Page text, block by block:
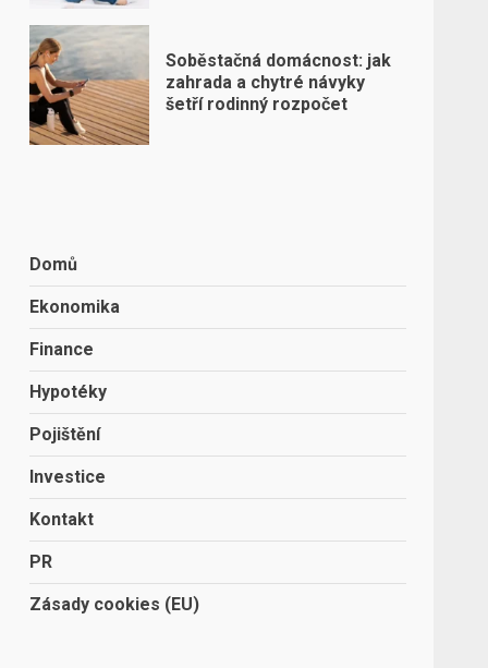
Soběstačná domácnost: jak
zahrada a chytré návyky
šetří rodinný rozpočet
Domů
Ekonomika
Finance
Hypotéky
Pojištění
Investice
Kontakt
PR
Zásady cookies (EU)